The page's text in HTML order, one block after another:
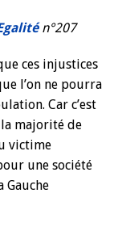
n°207
ces injustices
l’on ne pourra
Car c’est
la majorité de
victime
une société
Gauche